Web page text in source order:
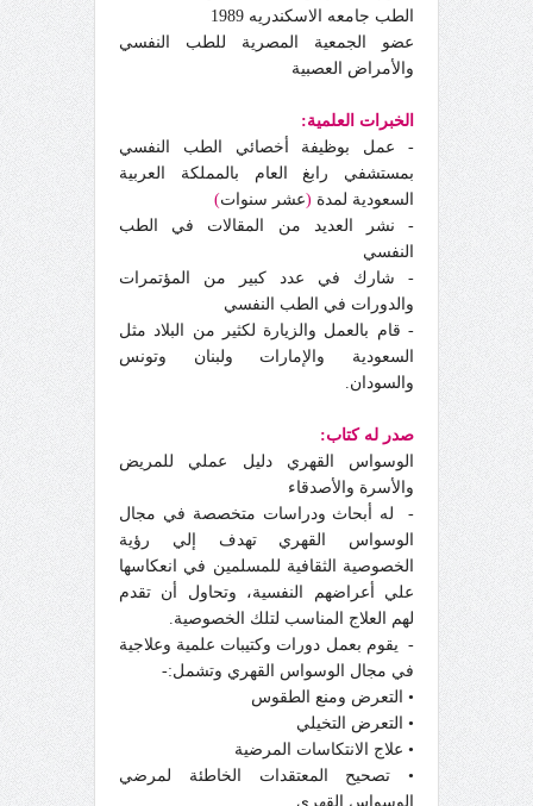
الطب جامعه الاسكندريه 1989
عضو الجمعية المصرية للطب النفسي
والأمراض العصبية
الخبرات العلمية:
- عمل بوظيفة أخصائي الطب النفسي
بمستشفي رابغ العام بالمملكة العربية
السعودية لمدة (عشر سنوات)
- نشر العديد من المقالات في الطب
النفسي
- شارك في عدد كبير من المؤتمرات
والدورات في الطب النفسي
- قام بالعمل والزيارة لكثير من البلاد مثل
السعودية والإمارات ولبنان وتونس
والسودان.
صدر له كتاب:
الوسواس القهري
دليل عملي للمريض
والأسرة والأصدقاء
-
له أبحاث ودراسات متخصصة في مجال
الوسواس القهري تهدف إلي رؤية
الخصوصية الثقافية للمسلمين في انعكاسها
علي أعراضهم النفسية، وتحاول أن تقدم
لهم العلاج المناسب لتلك الخصوصية.
-
يقوم بعمل دورات وكتيبات علمية وعلاجية
في مجال الوسواس القهري وتشمل:-
• التعرض ومنع الطقوس
• التعرض التخيلي
• علاج الانتكاسات المرضية
• تصحيح المعتقدات الخاطئة لمرضي
الوسواس القهري